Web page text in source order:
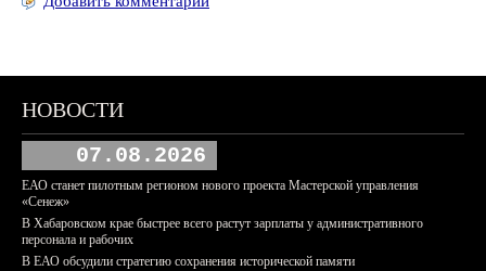
НОВОСТИ
07.08.2026
ЕАО станет пилотным регионом нового проекта Мастерской управления
«Сенеж»
В Хабаровском крае быстрее всего растут зарплаты у административного
персонала и рабочих
В ЕАО обсудили стратегию сохранения исторической памяти